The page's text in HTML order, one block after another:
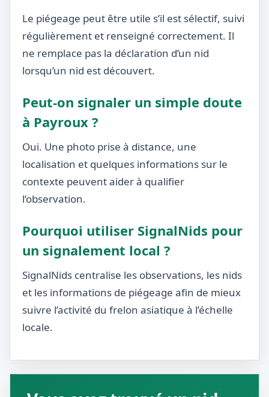
Le piégeage peut être utile s’il est sélectif, suivi
régulièrement et renseigné correctement. Il
ne remplace pas la déclaration d’un nid
lorsqu’un nid est découvert.
Peut-on signaler un simple doute
à Payroux ?
Oui. Une photo prise à distance, une
localisation et quelques informations sur le
contexte peuvent aider à qualifier
l’observation.
Pourquoi utiliser SignalNids pour
un signalement local ?
SignalNids centralise les observations, les nids
et les informations de piégeage afin de mieux
suivre l’activité du frelon asiatique à l’échelle
locale.